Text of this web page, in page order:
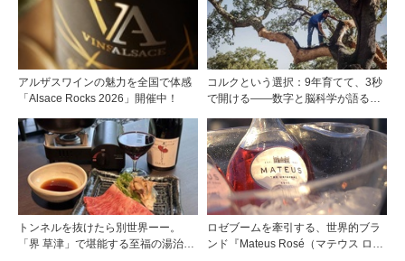
アルザスワインの魅力を全国で体感
「Alsace Rocks 2026」開催中！
コルクという選択：9年育てて、3秒
で開ける——数字と脳科学が語る栓
トンネルを抜けたら別世界ーー。
「界 草津」で堪能する至福の湯治と
ロゼブームを牽引する、世界的ブラ
ンド『Mateus Rosé（マテウス ロ